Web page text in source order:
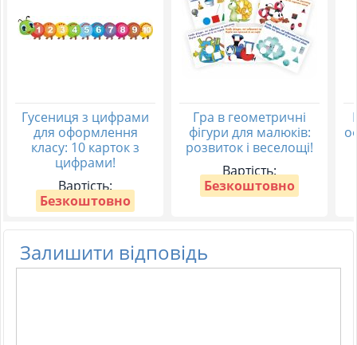
Гусениця з цифрами
для оформлення
класу: 10 карток з
цифрами!
Вартість:
Безкоштовно
Гра в геометричні
фігури для малюків:
розвиток і веселощі!
Вартість:
Безкоштовно
Залишити відповідь